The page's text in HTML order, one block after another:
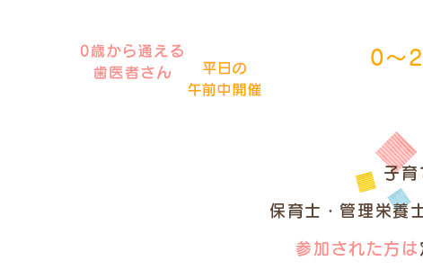
0～
子育
保育士・管理栄養
参加された方は